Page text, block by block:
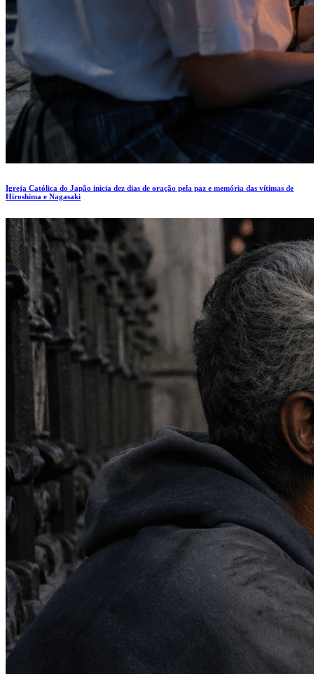
Igreja Católica do Japão inicia dez dias de oração pela paz e memória das vítimas de
Hiroshima e Nagasaki